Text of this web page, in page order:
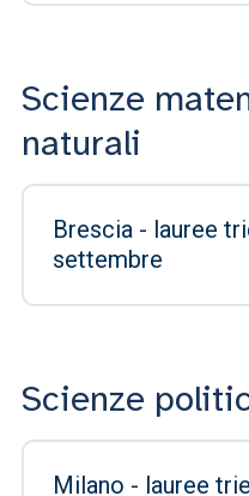
Scienze
naturali
Brescia - lauree
settembre
Scienze
Milano - lauree